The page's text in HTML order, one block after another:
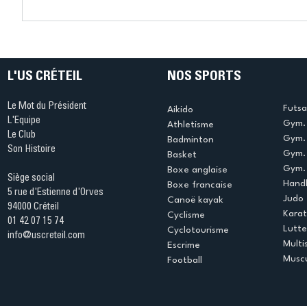
L'US CRÉTEIL
Le Mot du Président
L'Equipe
Le Club
Son Histoire
Siège social
5 rue d'Estienne d'Orves
94000 Créteil
01 42 07 15 74
info@uscreteil.com
NOS SPORTS
Aikido
Athletisme
Badminton
Basket
Boxe anglaise
Boxe francaise
Canoë kayak
Cyclisme
Cyclotourisme
Escrime
Football
Judo
Lutte